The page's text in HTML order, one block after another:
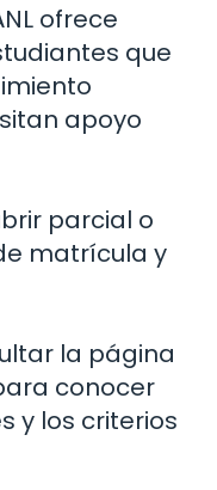
ofrece
que
apoyo
parcial o
matrícula y
la página
conocer
y los criterios